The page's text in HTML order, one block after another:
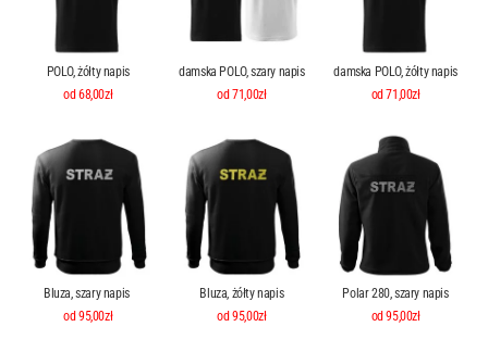
POLO, żółty napis
od 68,00zł
damska POLO, szary napis
od 71,00zł
damska POLO, żółty napis
od 71,00zł
Bluza, szary napis
od 95,00zł
Bluza, żółty napis
od 95,00zł
Polar 280, szary napis
od 95,00zł